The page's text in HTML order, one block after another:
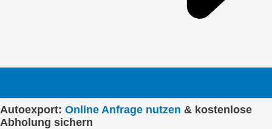
Autoexport: Online Anfrage nutzen & kostenlose
Abholung sichern